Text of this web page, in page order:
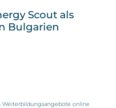
Scout als
Bulgarien
Weiterbildungsangebote online